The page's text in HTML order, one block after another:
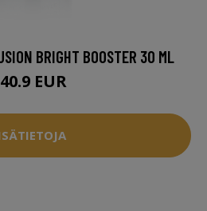
BRIGHT BOOSTER 30 ML
EUR